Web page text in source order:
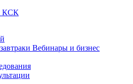
КСК
Вебинары и бизнес